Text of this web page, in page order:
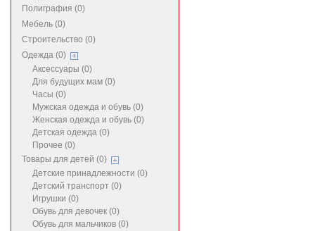
Полиграфия (0)
Мебель (0)
Строительство (0)
Одежда (0)
Аксессуары (0)
Для будущих мам (0)
Часы (0)
Мужская одежда и обувь (0)
Женская одежда и обувь (0)
Детская одежда (0)
Прочее (0)
Товары для детей (0)
Детские принадлежности (0)
Детский транспорт (0)
Игрушки (0)
Обувь для девочек (0)
Обувь для мальчиков (0)